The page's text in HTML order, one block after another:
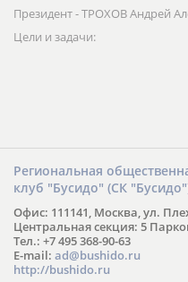
Президент - ТРОХОВ Андрей
Цели и задачи:
Региональная
клуб "Бусидо" (СК
Офис: 111141, Москва, ул.
Центральная секция: 5
Тел.: +7 495 368-90-63
E-mail: ad@bushido.ru
http://bushido.ru